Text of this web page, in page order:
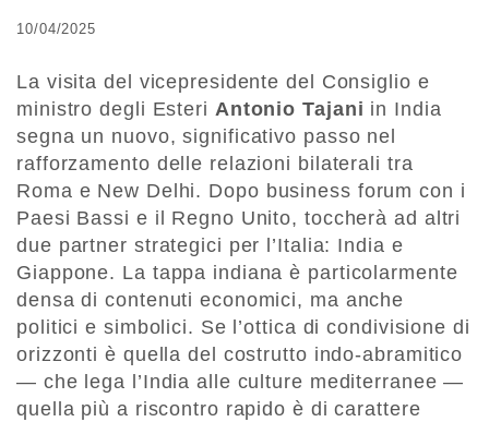
10/04/2025
La visita del vicepresidente del Consiglio e
ministro degli Esteri Antonio Tajani in India
segna un nuovo, significativo passo nel
rafforzamento delle relazioni bilaterali tra
Roma e New Delhi. Dopo business forum con i
Paesi Bassi e il Regno Unito, toccherà ad altri
due partner strategici per l’Italia: India e
Giappone. La tappa indiana è particolarmente
densa di contenuti economici, ma anche
politici e simbolici. Se l’ottica di condivisione di
orizzonti è quella del costrutto indo-abramitico
— che lega l’India alle culture mediterranee —
quella più a riscontro rapido è di carattere